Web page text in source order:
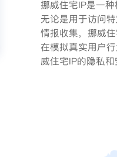
挪威住宅IP是一
无论是用于访问
情报收集，挪威
在模拟真实用户
威住宅IP的隐私